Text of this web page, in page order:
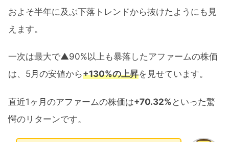
およそ半年に及ぶ下落トレンドから抜けたようにも見
えます。
一次は最大で▲90%以上も暴落したアファームの株価
は、5月の安値から+130%の上昇を見せています。
直近1ヶ月のアファームの株価は+70.32% といった驚
愕のリターンです。